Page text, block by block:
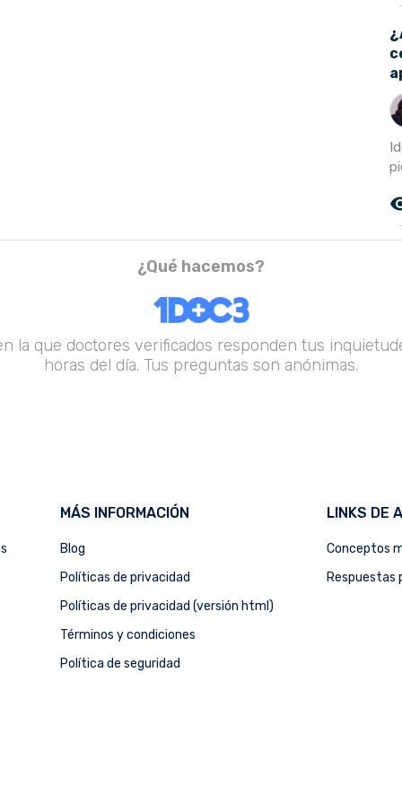
¿Qué hacemos?
la que doctores verificados responden tus
horas del día. Tus preguntas son anónimas.
MÁS INFORMACIÓN
Blog
Políticas de privacidad
Políticas de privacidad (versión html)
Términos y condiciones
Política de seguridad
LINKS DE
Conceptos
Respuestas